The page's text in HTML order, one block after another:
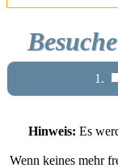
1.
Hinweis: Es
Wenn keines mehr